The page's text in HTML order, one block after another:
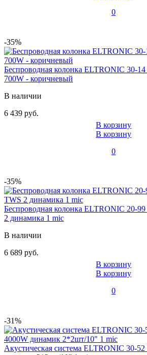
0
-35%
Беспроводная колонка ELTRONIC 30-
700W - коричневый
В наличии
6 439 руб.
В корзину
В корзину
0
-35%
Беспроводная колонка ELTRONIC 20-
2 динамика 1 mic
В наличии
6 689 руб.
В корзину
В корзину
0
-31%
Акустическая система ELTRONIC 30-